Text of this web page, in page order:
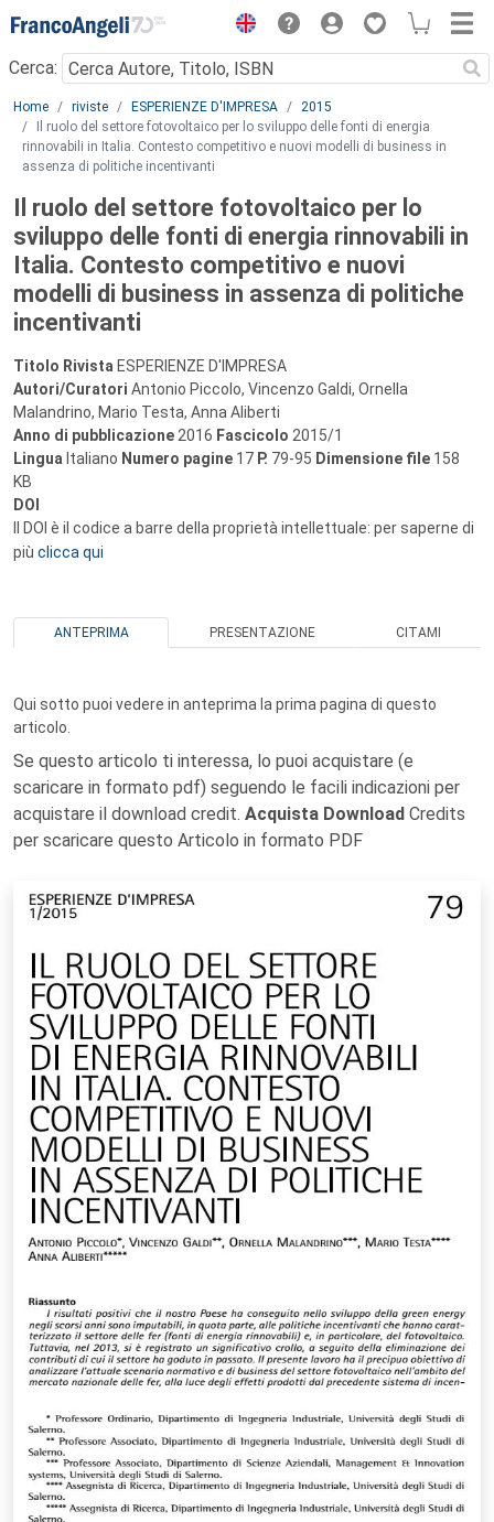
Menu
Cerca:
Main content
Home riviste ESPERIENZE D'IMPRESA
2015
Il ruolo del settore fotovoltaico per lo sviluppo delle fonti di energia
rinnovabili in Italia. Contesto competitivo e nuovi modelli di business in
assenza di politiche incentivanti
Il ruolo del settore fotovoltaico per lo
sviluppo delle fonti di energia rinnovabili in
Italia. Contesto competitivo e nuovi
modelli di business in assenza di politiche
incentivanti
Titolo Rivista ESPERIENZE D'IMPRESA
Autori/Curatori Antonio Piccolo, Vincenzo Galdi, Ornella
Malandrino, Mario Testa, Anna Aliberti
Anno di pubblicazione 2016 Fascicolo 2015/1
Lingua Italiano Numero pagine 17 P. 79-95 Dimensione file 158
KB
DOI
Il DOI è il codice a barre della proprietà intellettuale: per saperne di
più clicca qui
ANTEPRIMA PRESENTAZIONE CITAMI
Qui sotto puoi vedere in anteprima la prima pagina di questo
articolo.
Se questo articolo ti interessa, lo puoi acquistare (e
scaricare in formato pdf) seguendo le facili indicazioni per
acquistare il download credit. Acquista Download Credits
per scaricare questo Articolo in formato PDF